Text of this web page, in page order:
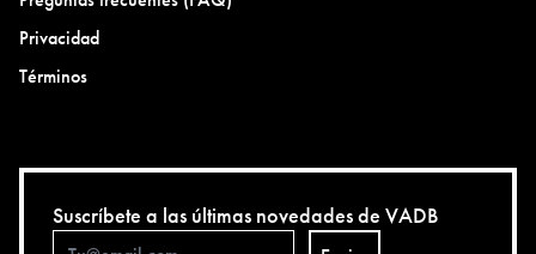
Privacidad
Términos
Suscríbete a las últimas novedades de VADB